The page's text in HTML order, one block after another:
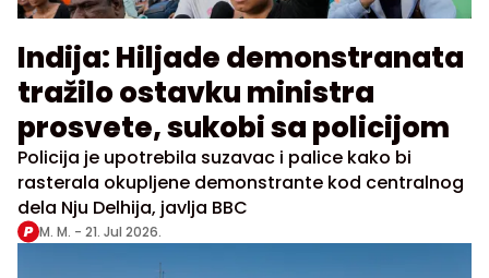
Indija: Hiljade demonstranata
tražilo ostavku ministra
prosvete, sukobi sa policijom
Policija je upotrebila suzavac i palice kako bi
rasterala okupljene demonstrante kod centralnog
dela Nju Delhija, javlja BBC
M. M. - 21. Jul 2026.